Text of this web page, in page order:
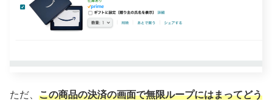
ただ、 この商品の決済の画面で無限ループにはまってどう